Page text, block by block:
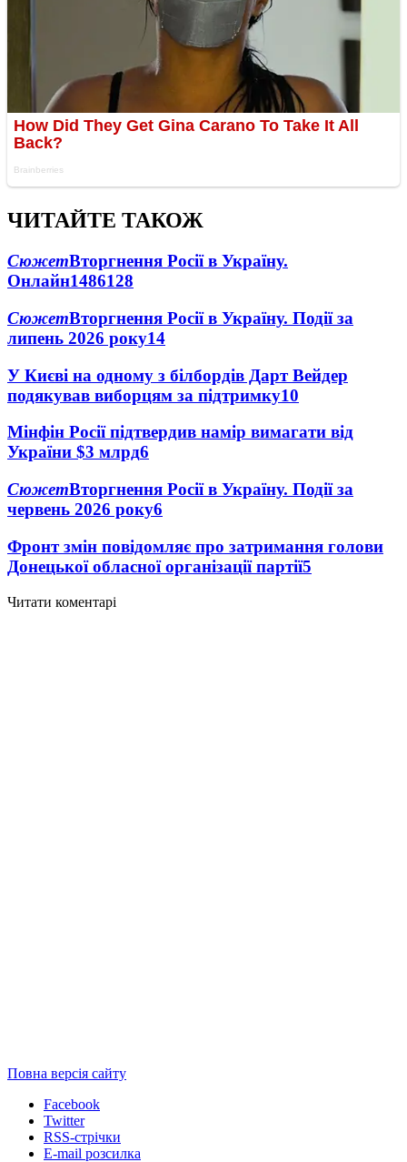
ЧИТАЙТЕ ТАКОЖ
СюжетВторгнення Росії в Україну.
Онлайн1486128
СюжетВторгнення Росії в Україну. Події за
липень 2026 року14
У Києві на одному з білбордів Дарт Вейдер
подякував виборцям за підтримку10
Мінфін Росії підтвердив намір вимагати від
України $3 млрд6
СюжетВторгнення Росії в Україну. Події за
червень 2026 року6
Фронт змін повідомляє про затримання голови
Донецької обласної організації партії5
Читати коментарі
Повна версія сайту
Facebook
Twitter
RSS-стрічки
E-mail розсилка